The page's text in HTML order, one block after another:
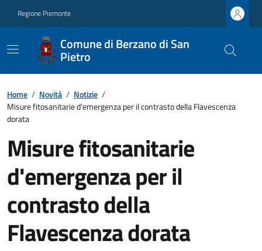
Regione Piemonte
Comune di Berzano di San
Pietro
Home / Novità / Notizie /
Misure fitosanitarie d'emergenza per il contrasto della Flavescenza
dorata
Misure fitosanitarie
d'emergenza per il
contrasto della
Flavescenza dorata